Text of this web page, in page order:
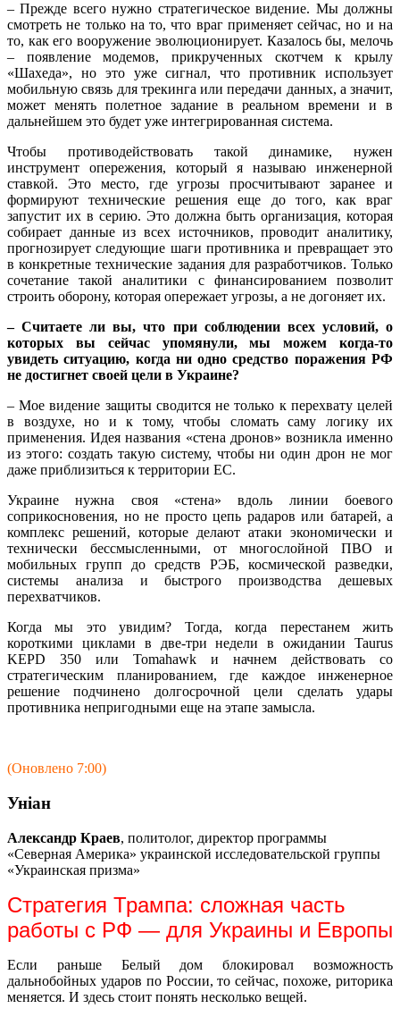
– Прежде всего нужно стратегическое видение. Мы должны
смотреть не только на то, что враг применяет сейчас, но и на
то, как его вооружение эволюционирует. Казалось бы, мелочь
– появление модемов, прикрученных скотчем к крылу
«Шахеда», но это уже сигнал, что противник использует
мобильную связь для трекинга или передачи данных, а значит,
может менять полетное задание в реальном времени и в
дальнейшем это будет уже интегрированная система.
Чтобы противодействовать такой динамике, нужен
инструмент опережения, который я называю инженерной
ставкой. Это место, где угрозы просчитывают заранее и
формируют технические решения еще до того, как враг
запустит их в серию. Это должна быть организация, которая
собирает данные из всех источников, проводит аналитику,
прогнозирует следующие шаги противника и превращает это
в конкретные технические задания для разработчиков. Только
сочетание такой аналитики с финансированием позволит
строить оборону, которая опережает угрозы, а не догоняет их.
– Считаете ли вы, что при соблюдении всех условий, о
которых вы сейчас упомянули, мы можем когда-то
увидеть ситуацию, когда ни одно средство поражения РФ
не достигнет своей цели в Украине?
– Мое видение защиты сводится не только к перехвату целей
в воздухе, но и к тому, чтобы сломать саму логику их
применения. Идея названия «стена дронов» возникла именно
из этого: создать такую систему, чтобы ни один дрон не мог
даже приблизиться к территории ЕС.
Украине нужна своя «стена» вдоль линии боевого
соприкосновения, но не просто цепь радаров или батарей, а
комплекс решений, которые делают атаки экономически и
технически бессмысленными, от многослойной ПВО и
мобильных групп до средств РЭБ, космической разведки,
системы анализа и быстрого производства дешевых
перехватчиков.
Когда мы это увидим? Тогда, когда перестанем жить
короткими циклами в две-три недели в ожидании Taurus
KEPD 350 или Tomahawk и начнем действовать со
стратегическим планированием, где каждое инженерное
решение подчинено долгосрочной цели сделать удары
противника непригодными еще на этапе замысла.
(Оновлено 7:00)
Уніан
Александр Краев, политолог, директор программы
«Северная Америка» украинской исследовательской группы
«Украинская призма»
Стратегия Трампа: сложная часть
работы с РФ — для Украины и Европы
Если раньше Белый дом блокировал возможность
дальнобойных ударов по России, то сейчас, похоже, риторика
меняется. И здесь стоит понять несколько вещей.